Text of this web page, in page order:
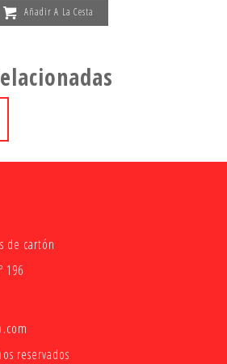
Añadir A La Cesta
de cartón
196
reservados